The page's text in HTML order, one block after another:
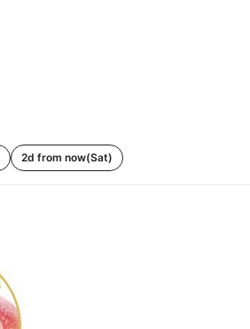
2d from now(Sat)